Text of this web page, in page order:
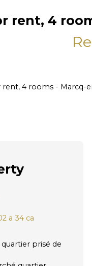
rent, 4
rent, 4 rooms - Marcq-
a 34 ca
prisé de